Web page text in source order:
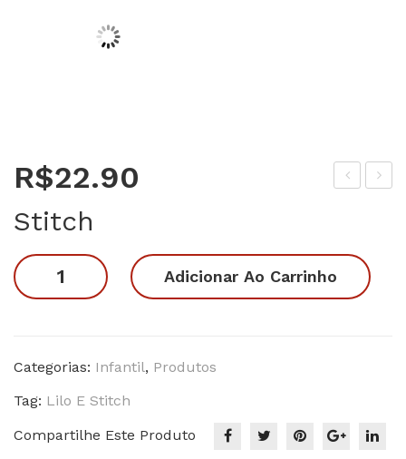
R$22.90
Stitch
Stitch
quantidade
Adicionar Ao Carrinho
Categorias: Infantil, Produtos
Tag: Lilo E Stitch
Compartilhe Este Produto